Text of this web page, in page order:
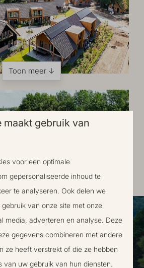
Toon meer ↓
maakt gebruik van
voor een optimale
gepersonaliseerde inhoud te
te analyseren. Ook delen we
van onze site met onze
media, adverteren en analyse. Deze
gegevens combineren met andere
ze heeft verstrekt of die ze hebben
van uw gebruik van hun diensten.